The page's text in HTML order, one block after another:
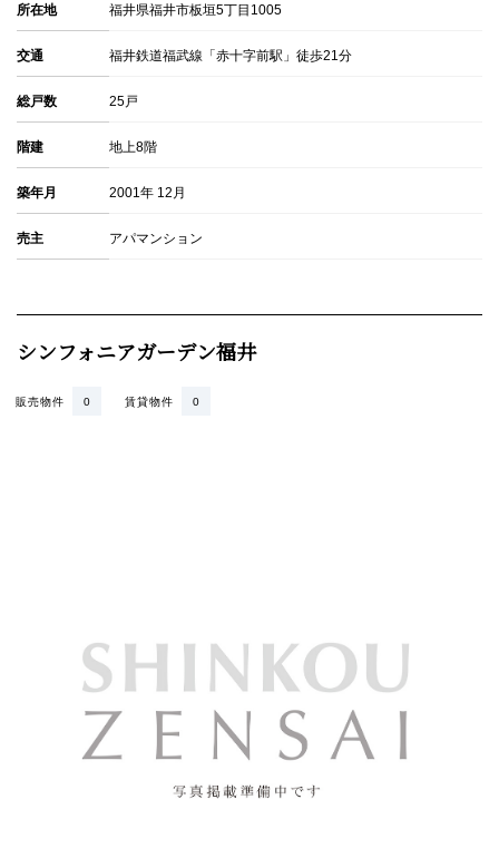
所在地 福井県福井市板垣5丁目1005
交通 福井鉄道福武線「赤十字前駅」徒歩21分
総戸数 25戸
階建 地上8階
築年月 2001年 12月
売主 アパマンション
シンフォニアガーデン福井
賃貸物件 0
販売物件 0